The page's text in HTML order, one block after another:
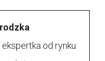
od rynku